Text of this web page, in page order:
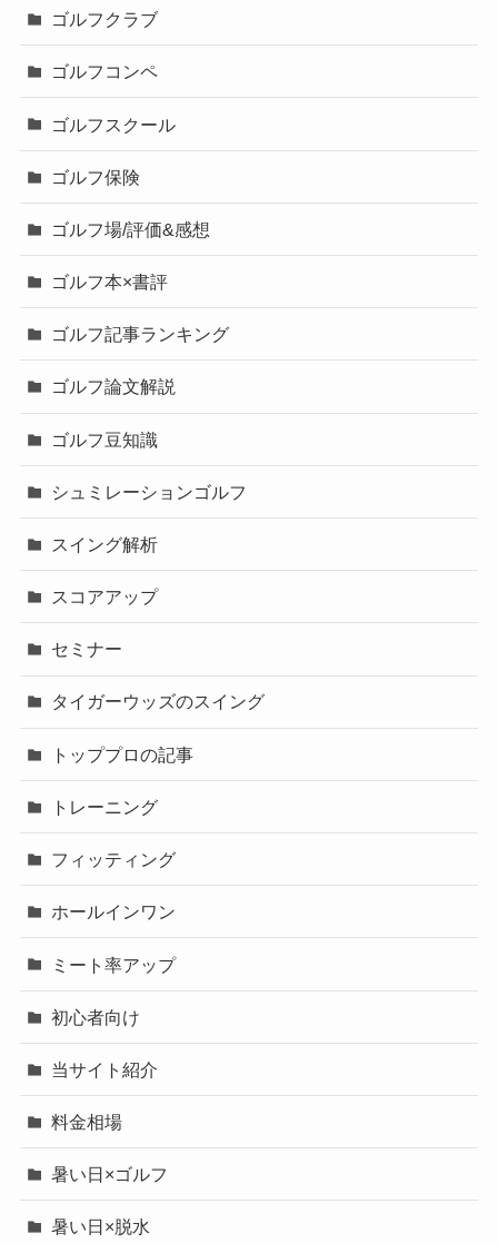
ゴルフクラブ
ゴルフコンペ
ゴルフスクール
ゴルフ保険
ゴルフ場/評価&感想
ゴルフ本×書評
ゴルフ記事ランキング
ゴルフ論文解説
ゴルフ豆知識
シュミレーションゴルフ
スイング解析
スコアアップ
セミナー
タイガーウッズのスイング
トッププロの記事
トレーニング
フィッティング
ホールインワン
ミート率アップ
初心者向け
当サイト紹介
料金相場
暑い日×ゴルフ
暑い日×脱水